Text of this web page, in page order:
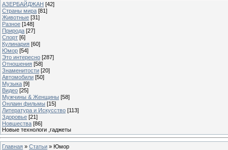
АЗЕРБАЙДЖАН [42]
Страны мира [81]
Животные [31]
Разное [148]
Природа [27]
Спорт [6]
Кулинария [60]
Юмор [54]
Это интереcно [287]
Отношения [58]
Знаменитости [20]
Автомобили [50]
Музыка [9]
Видео [25]
Мужчины & Женщины [58]
Онлаин фильмы [15]
Литература и Искусство [113]
Здоровье [21]
Новшества [86]
Новые технологи ,гаджеты
Главная » Статьи » Юмор